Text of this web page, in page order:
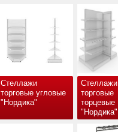
Стеллажи
торговые угловые
"Нордика"
Стеллажи
торговые
торцевые
"Нордика"